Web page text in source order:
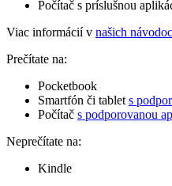
Počítač s príslušnou
Viac informácií v našich
Prečítate na:
Pocketbook
Smartfón či tablet s
Počítač s podporovanou
Neprečítate na:
Kindle